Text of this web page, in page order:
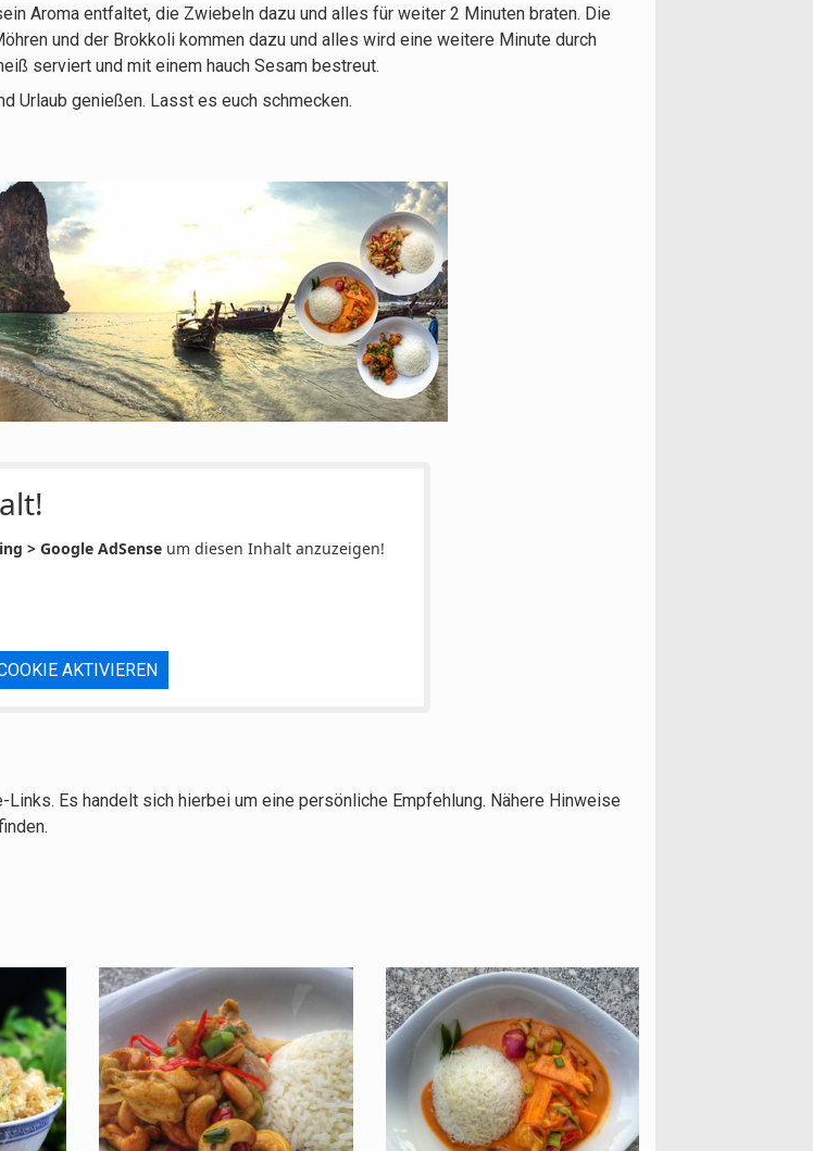
Aroma entfaltet, die Zwiebeln dazu und alles für weiter 2 Minuten braten. Die
und der Brokkoli kommen dazu und alles wird eine weitere Minute durch
serviert und mit einem hauch Sesam bestreut.
Urlaub genießen. Lasst es euch schmecken.
> Google AdSense um diesen Inhalt anzuzeigen!
AKTIVIEREN
Es handelt sich hierbei um eine persönliche Empfehlung. Nähere Hinweise